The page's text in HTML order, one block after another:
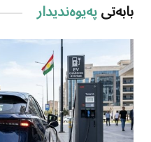
بابەتیپەیوەندیدار